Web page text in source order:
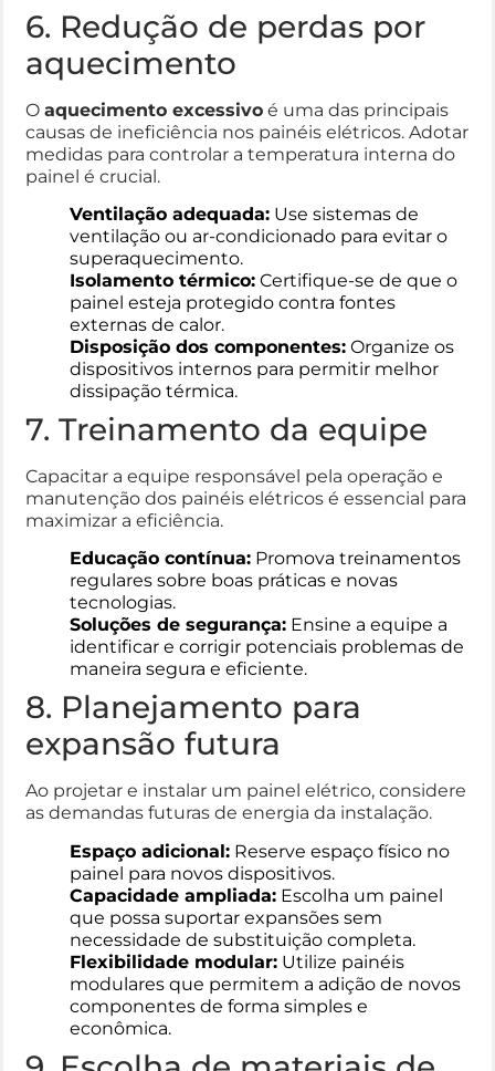
6. Redução de perdas por
aquecimento
O aquecimento excessivo é uma das principais
causas de ineficiência nos painéis elétricos. Adotar
medidas para controlar a temperatura interna do
painel é crucial.
Ventilação adequada: Use sistemas de
ventilação ou ar-condicionado para evitar o
superaquecimento.
Isolamento térmico: Certifique-se de que o
painel esteja protegido contra fontes
externas de calor.
Disposição dos componentes: Organize os
dispositivos internos para permitir melhor
dissipação térmica.
7. Treinamento da equipe
Capacitar a equipe responsável pela operação e
manutenção dos painéis elétricos é essencial para
maximizar a eficiência.
Educação contínua: Promova treinamentos
regulares sobre boas práticas e novas
tecnologias.
Soluções de segurança: Ensine a equipe a
identificar e corrigir potenciais problemas de
maneira segura e eficiente.
8. Planejamento para
expansão futura
Ao projetar e instalar um painel elétrico, considere
as demandas futuras de energia da instalação.
Espaço adicional: Reserve espaço físico no
painel para novos dispositivos.
Capacidade ampliada: Escolha um painel
que possa suportar expansões sem
necessidade de substituição completa.
Flexibilidade modular: Utilize painéis
modulares que permitem a adição de novos
componentes de forma simples e
econômica.